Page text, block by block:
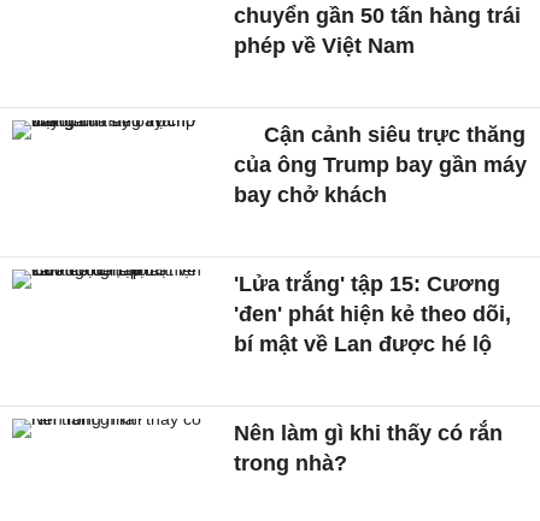
chuyển gần 50 tấn hàng trái
phép về Việt Nam
Cận cảnh siêu trực thăng
của ông Trump bay gần máy
bay chở khách
'Lửa trắng' tập 15: Cương
'đen' phát hiện kẻ theo dõi,
bí mật về Lan được hé lộ
Nên làm gì khi thấy có rắn
trong nhà?